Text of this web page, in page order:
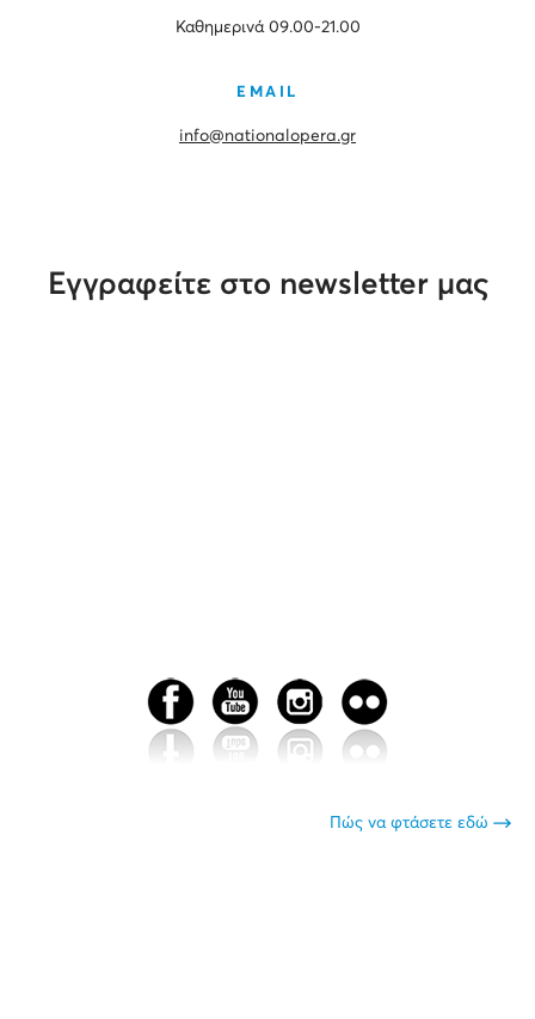
Καθημερινά 09.00-21.00
EMAIL
info@nationalopera.gr
Εγγραφείτε στο newsletter μας
Πώς να φτάσετε εδώ